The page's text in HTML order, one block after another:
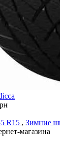
R15 , Зимние
магазина